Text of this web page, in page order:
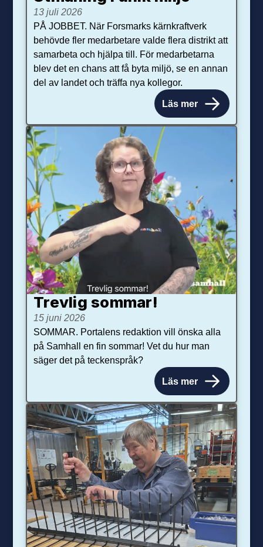
13 juli 2026
PÅ JOBBET. När Forsmarks kärnkraftverk
behövde fler medarbetare valde flera distrikt att
samarbeta och hjälpa till. För medarbetarna
blev det en chans att få byta miljö, se en annan
del av landet och träffa nya kollegor.
Läs mer
Trevlig sommar!
15 juni 2026
SOMMAR. Portalens redaktion vill önska alla
på Samhall en fin sommar! Vet du hur man
säger det på teckenspråk?
Läs mer